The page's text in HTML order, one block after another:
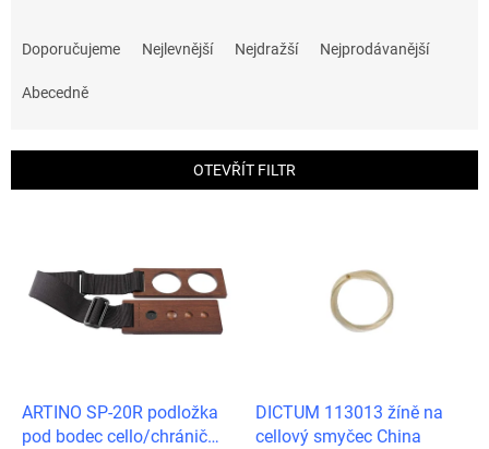
r
Doporučujeme Nejlevnější Nejdražší Nejprodávanější
Abecedně
OTEVŘÍT FILTR
ARTINO SP-20R podložka
pod bodec cello/chránič
DICTUM 113013 žíně na
cellový smyčec China